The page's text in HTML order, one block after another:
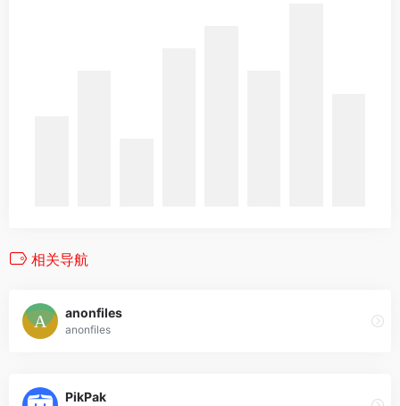
相关导航
anonfiles
anonfiles
PikPak